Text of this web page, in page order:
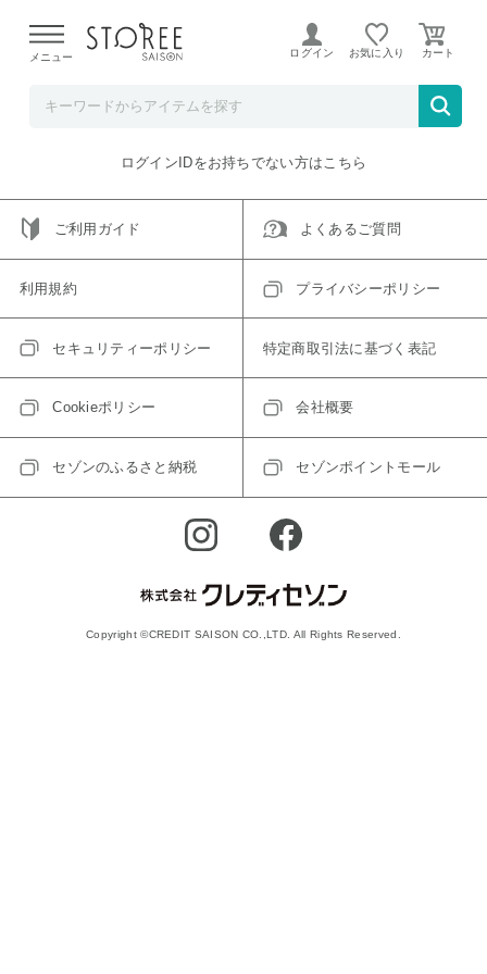
よる配送遅延が発生しております。
メニュー ログイン お気に入り
ご指定のアイテムは取り扱い終了、またはただいま取り扱い
トップへ戻る
ログインIDをお持ちでない方はこちら
ご利用ガイド よくあるご質問
利用規約 プライバシーポリシー
セキュリティーポリシー 特定商取引法に基づく表記
Cookieポリシー 会社概要
セゾンのふるさと納税 セゾンポイントモール
Copyright ©CREDIT SAISON CO.,LTD. All Rights Reserved.